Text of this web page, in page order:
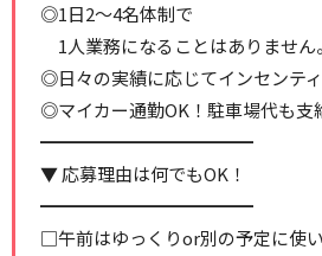
◎1日2～4名体制で
1人業務になることはありません。
◎日々の実績に応じてインセンティ
◎マイカー通勤OK！駐車場代も支
━━━━━━━━━━━━
▼ 応募理由は何でもOK！
━━━━━━━━━━━━
□午前はゆっくりor別の予定に使